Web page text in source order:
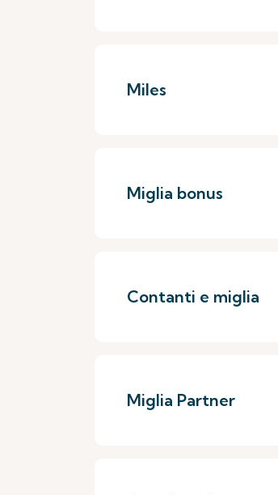
Miles
Miglia bonus
Contanti e miglia
Miglia Partner